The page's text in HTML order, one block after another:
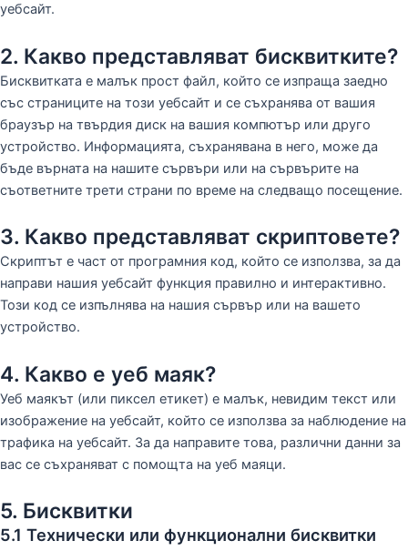
уебсайт.
2. Какво представляват бисквитките?
Бисквитката е малък прост файл, който се изпраща заедно
със страниците на този уебсайт и се съхранява от вашия
браузър на твърдия диск на вашия компютър или друго
устройство. Информацията, съхранявана в него, може да
бъде върната на нашите сървъри или на сървърите на
съответните трети страни по време на следващо посещение.
3. Какво представляват скриптовете?
Скриптът е част от програмния код, който се използва, за да
направи нашия уебсайт функция правилно и интерактивно.
Този код се изпълнява на нашия сървър или на вашето
устройство.
4. Какво е уеб маяк?
Уеб маякът (или пиксел етикет) е малък, невидим текст или
изображение на уебсайт, който се използва за наблюдение на
трафика на уебсайт. За да направите това, различни данни за
вас се съхраняват с помощта на уеб маяци.
5. Бисквитки
5.1 Технически или функционални бисквитки